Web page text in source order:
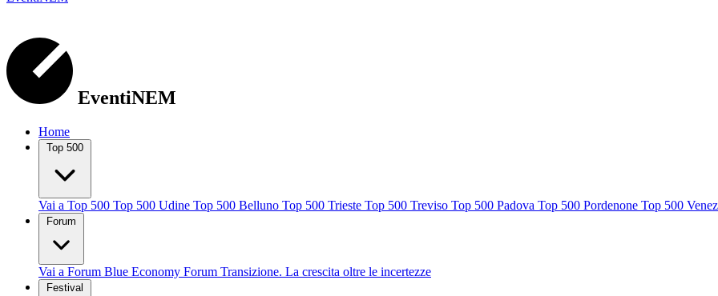
EventiNEM
Home
Top 500
Vai a Top 500 Top 500 Udine Top 500 Belluno Top 500 Trieste Top 500 Treviso Top 500 Padova Top 500 Pordenone Top 500
Forum
Vai a Forum Blue Economy Forum Transizione. La crescita oltre le incertezze
Festival